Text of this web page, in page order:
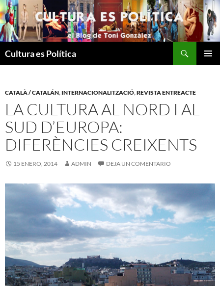
Saltar
al
contenido
Cultura es Política
CATALÀ / CATALÁN, INTERNACIONALITZACIÓ,REVISTA ENTREACTE
LA CULTURA AL NORD I AL
SUD D’EUROPA:
DIFERÈNCIES CREIXENTS
15 ENERO, 2014 ADMIN DEJA UN COMENTARIO